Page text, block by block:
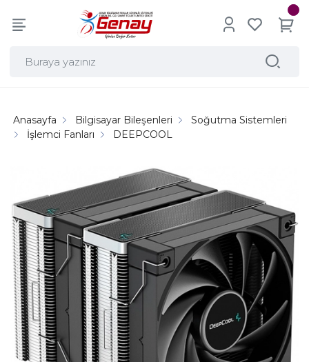
Anasayfa Bilgisayar Bileşenleri
Soğutma Sistemleri
İşlemci Fanları
DEEPCOOL